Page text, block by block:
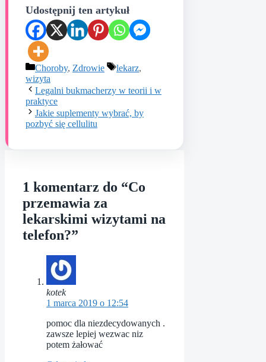
Udostępnij ten artykuł
Kategorie
Choroby, Zdrowie Tagi
lekarz,
wizyta
Legalni bukmacherzy w teorii i w
praktyce
Jakie suplementy wybrać, by
pozbyć się cellulitu
1 komentarz do “Co
przemawia za
lekarskimi wizytami na
telefon?”
kotek
1 marca 2019 o 12:54
pomoc dla niezdecydowanych .
zawsze lepiej wezwac niz
potem żałować